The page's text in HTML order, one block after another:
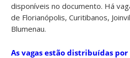
disponíveis no documento. Há
de Florianópolis, Curitibanos,
Blumenau.
As vagas estão distribuídas